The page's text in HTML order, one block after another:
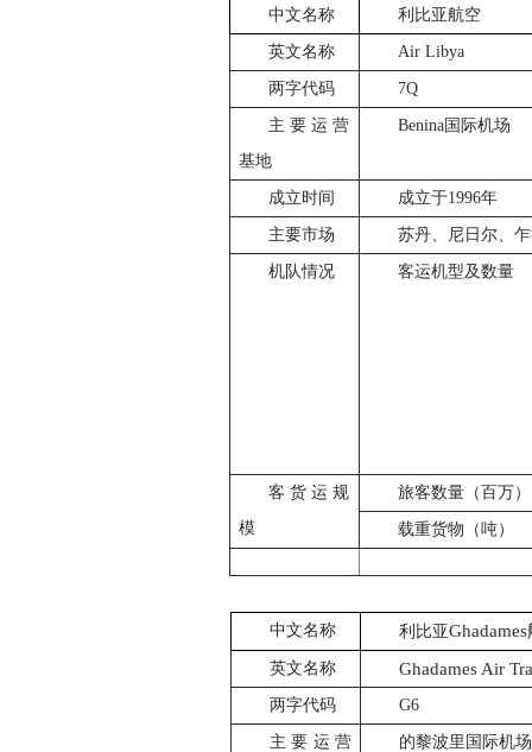
中文名称 利比亚航空
英文名称 Air Libya
两字代码 7Q
主要运营
基地
Benina国际机场
成立时间 成立于1996年
主要市场 苏丹、尼日尔、
机队情况 客运机型及数量
客货运规
模
旅客数量（百万）
载重货物（吨）
中文名称 利比亚Ghadames
英文名称 Ghadames Air
两字代码 G6
主要运营
的黎波里国际机场